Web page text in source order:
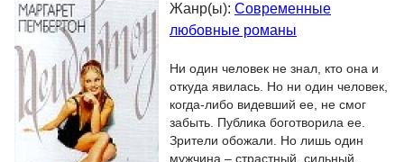
Жанр(ы): Современные
любовные романы
Ни один человек не знал, кто она и
откуда явилась. Но ни один человек,
когда-либо видевший ее, не смог
забыть. Публика боготворила ее.
Зрители обожали. Но лишь один
мужчина – страстный, сильный,